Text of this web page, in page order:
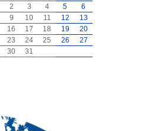
2 3 4 5
6
9 10 11 12
13
16 17 18 19
20
23 24 25 26
27
30 31